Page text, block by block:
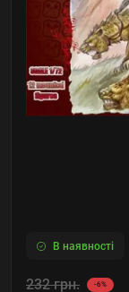
В наявності
232 грн. -6%